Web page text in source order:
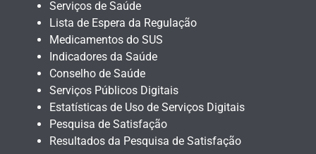
Serviços de Saúde
Lista de Espera da Regulação
Medicamentos do SUS
Indicadores da Saúde
Conselho de Saúde
Serviços Públicos Digitais
Estatísticas de Uso de Serviços Digitais
Pesquisa de Satisfação
Resultados da Pesquisa de Satisfação